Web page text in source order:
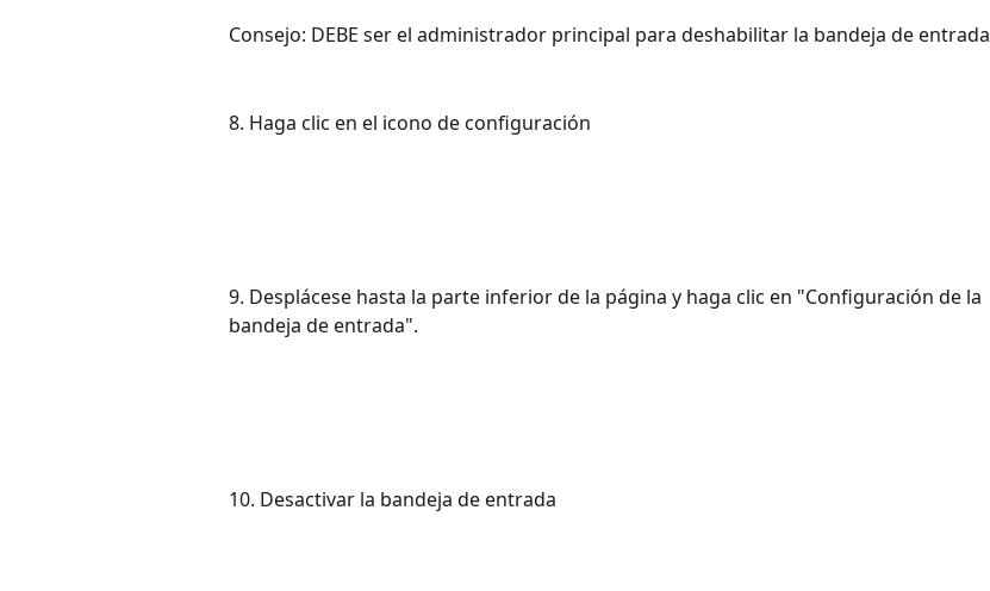
Consejo: DEBE ser el administrador principal para deshabilitar la bandeja de entrada
8. Haga clic en el icono de configuración
9. Desplácese hasta la parte inferior de la página y haga clic en "Configuración de la
bandeja de entrada".
10. Desactivar la bandeja de entrada